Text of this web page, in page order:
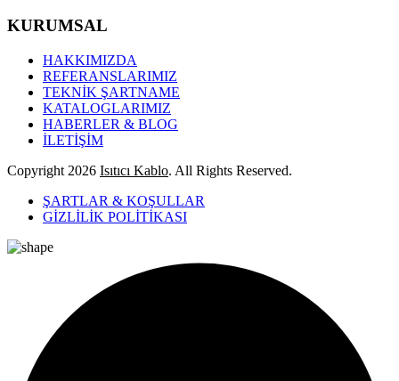
KURUMSAL
HAKKIMIZDA
REFERANSLARIMIZ
TEKNİK ŞARTNAME
KATALOGLARIMIZ
HABERLER & BLOG
İLETİŞİM
Copyright 2026 Isıtıcı Kablo. All Rights Reserved.
ŞARTLAR & KOŞULLAR
GİZLİLİK POLİTİKASI